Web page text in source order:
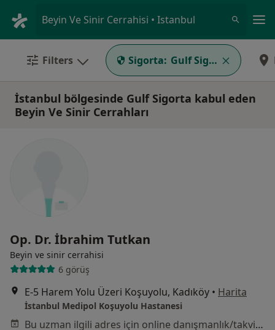
Beyin Ve Sinir Cerrahisi • Istanbul
Filters Sigorta: Gulf Sigorta
İstanbul bölgesinde Gulf Sigorta kabul eden
Beyin Ve Sinir Cerrahları
Op. Dr. İbrahim Tutkan
Beyin ve sinir cerrahisi
6 görüş
E-5 Harem Yolu Üzeri Koşuyolu, Kadıköy • Harita
İstanbul Medipol Koşuyolu Hastanesi
Bu uzman ilgili adres için online danışmanlık/takvim sunmuyor.